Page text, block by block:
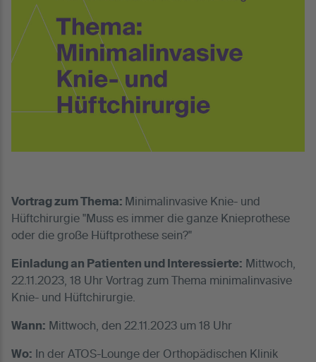
Vortrag zum Thema: Minimalinvasive Knie- und
Hüftchirurgie "Muss es immer die ganze Knieprothese
oder die große Hüftprothese sein?"
Einladung an Patienten und Interessierte: Mittwoch,
22.11.2023, 18 Uhr Vortrag zum Thema minimalinvasive
Knie- und Hüftchirurgie.
Wann: Mittwoch, den 22.11.2023 um 18 Uhr
Wo: In der ATOS-Lounge der Orthopädischen Klinik